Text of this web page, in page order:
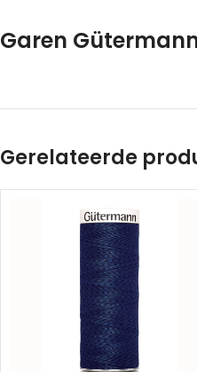
Garen
Gerelateerde